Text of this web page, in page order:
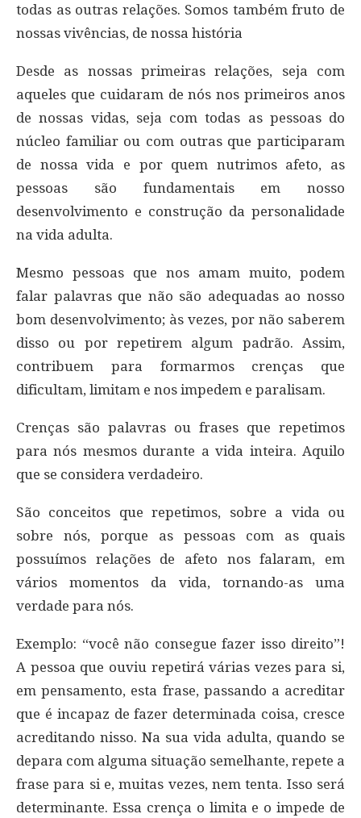
todas as outras relações. Somos também fruto de
nossas vivências, de nossa história
Desde as nossas primeiras relações, seja com
aqueles que cuidaram de nós nos primeiros anos
de nossas vidas, seja com todas as pessoas do
núcleo familiar ou com outras que participaram
de nossa vida e por quem nutrimos afeto, as
pessoas são fundamentais em nosso
desenvolvimento e construção da personalidade
na vida adulta.
Mesmo pessoas que nos amam muito, podem
falar palavras que não são adequadas ao nosso
bom desenvolvimento; às vezes, por não saberem
disso ou por repetirem algum padrão. Assim,
contribuem para formarmos crenças que
dificultam, limitam e nos impedem e paralisam.
Crenças são palavras ou frases que repetimos
para nós mesmos durante a vida inteira. Aquilo
que se considera verdadeiro.
São conceitos que repetimos, sobre a vida ou
sobre nós, porque as pessoas com as quais
possuímos relações de afeto nos falaram, em
vários momentos da vida, tornando-as uma
verdade para nós.
Exemplo: “você não consegue fazer isso direito”!
A pessoa que ouviu repetirá várias vezes para si,
em pensamento, esta frase, passando a acreditar
que é incapaz de fazer determinada coisa, cresce
acreditando nisso. Na sua vida adulta, quando se
depara com alguma situação semelhante, repete a
frase para si e, muitas vezes, nem tenta. Isso será
determinante. Essa crença o limita e o impede de